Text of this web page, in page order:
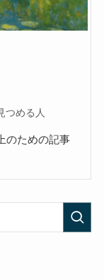
つめる人
のための記事